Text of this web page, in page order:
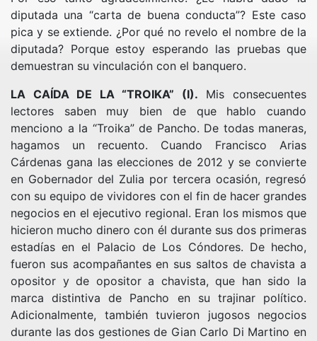
diputada una “carta de buena conducta”? Este caso
pica y se extiende. ¿Por qué no revelo el nombre de la
diputada? Porque estoy esperando las pruebas que
demuestran su vinculación con el banquero.
LA CAÍDA DE LA “TROIKA” (I). Mis consecuentes
lectores saben muy bien de que hablo cuando
menciono a la “Troika” de Pancho. De todas maneras,
hagamos un recuento. Cuando Francisco Arias
Cárdenas gana las elecciones de 2012 y se convierte
en Gobernador del Zulia por tercera ocasión, regresó
con su equipo de vividores con el fin de hacer grandes
negocios en el ejecutivo regional. Eran los mismos que
hicieron mucho dinero con él durante sus dos primeras
estadías en el Palacio de Los Cóndores. De hecho,
fueron sus acompañantes en sus saltos de chavista a
opositor y de opositor a chavista, que han sido la
marca distintiva de Pancho en su trajinar político.
Adicionalmente, también tuvieron jugosos negocios
durante las dos gestiones de Gian Carlo Di Martino en